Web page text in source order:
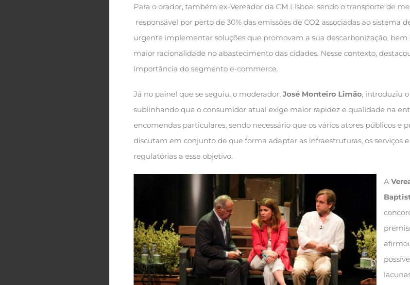
Para o orador, também ex-Vereador da CM Lisboa, sendo o transporte de
responsável por perto de 30% das emissões de CO2 associadas ao sistema
urgente implementar soluções que promovam a sua descarbonização,
maior racionalidade no abastecimento das cidades. Nesse contexto,
importância do segmento e-commerce.
Já no painel que se seguiu, o moderador, José Monteiro Limão, introduziu
sublinhando que o consumidor atual exige maior rapidez e qualidade na
encomendas particulares, sendo necessário que os vários atores públicos e
discutam em conjunto de que forma adaptar as infraestruturas, os serviços e
regulatórias a esse objetivo.
A